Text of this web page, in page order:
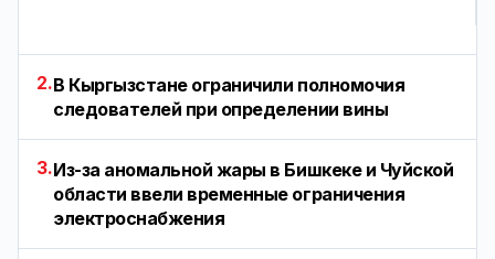
2.В Кыргызстане ограничили полномочия
следователей при определении вины
3.Из-за аномальной жары в Бишкеке и Чуйской
области ввели временные ограничения
электроснабжения